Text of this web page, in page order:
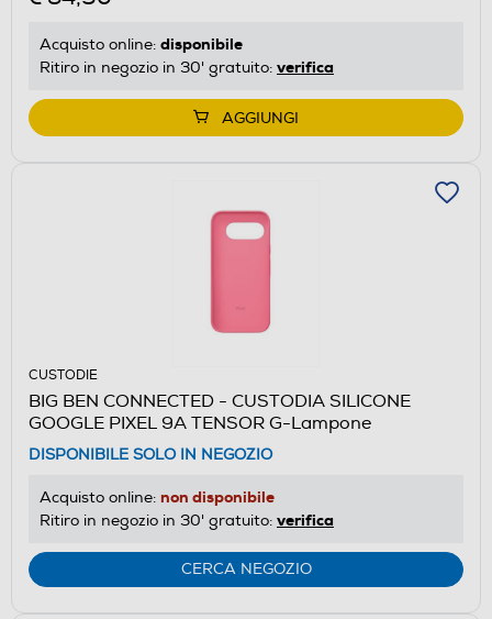
Acquisto online: disponibile
Ritiro in negozio in 30' gratuito: verifica
AGGIUNGI
CUSTODIE
BIG BEN CONNECTED - CUSTODIA SILICONE
GOOGLE PIXEL 9A TENSOR G-Lampone
DISPONIBILE SOLO IN NEGOZIO
Acquisto online: non disponibile
Ritiro in negozio in 30' gratuito: verifica
CERCA NEGOZIO